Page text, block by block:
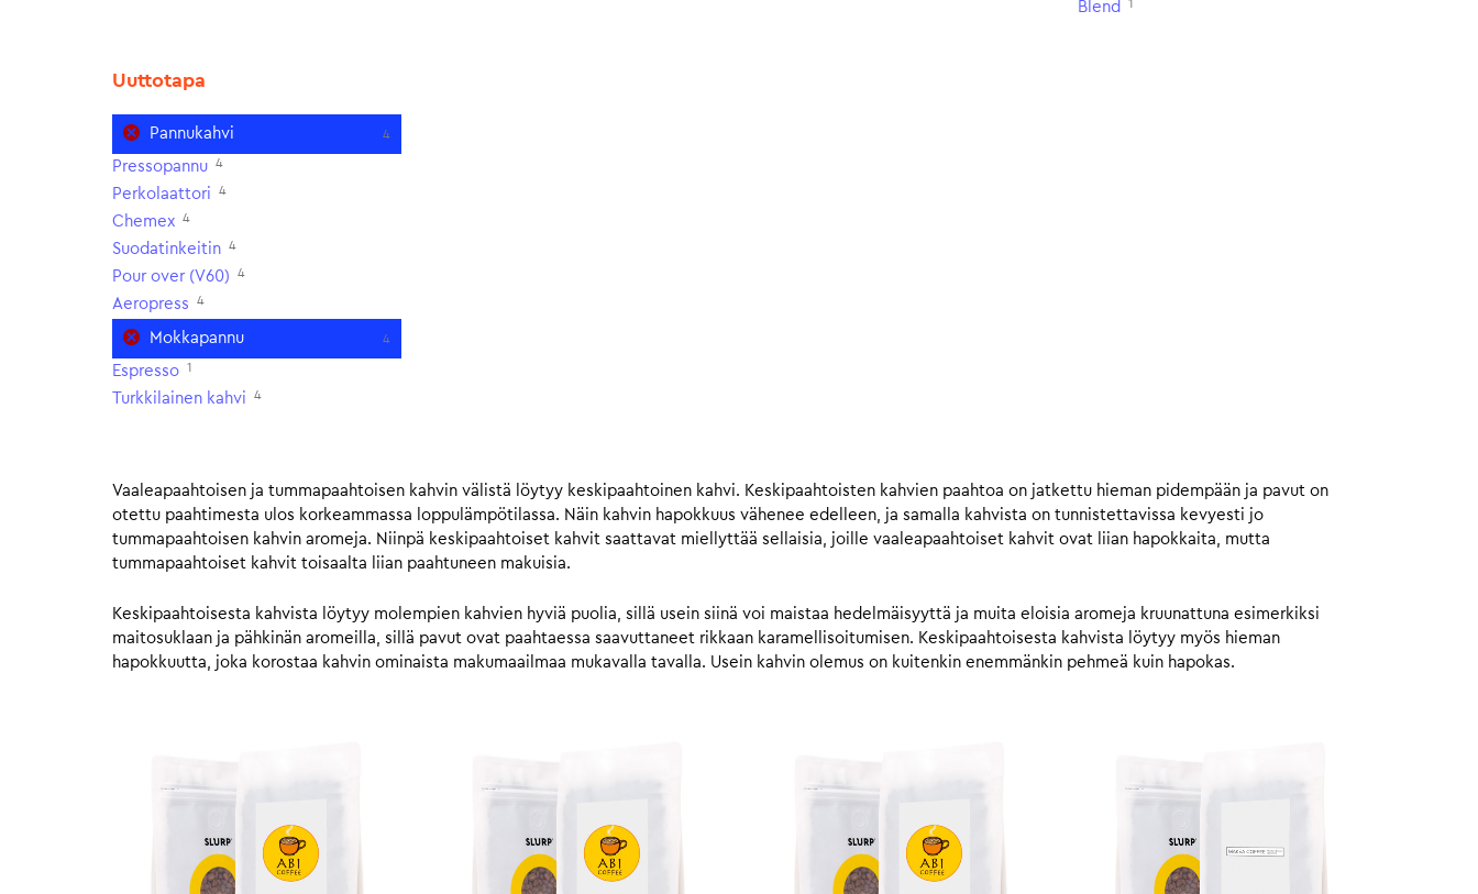
Blend 1
Uuttotapa
Pannukahvi 4
Pressopannu 4
Perkolaattori 4
Chemex 4
Suodatinkeitin 4
Pour over (V60) 4
Aeropress 4
Mokkapannu 4
Espresso 1
Turkkilainen kahvi 4
Vaaleapaahtoisen ja tummapaahtoisen kahvin välistä löytyy keskipaahtoinen kahvi. Keskipaahtoisten kahvien paahtoa on jatkettu hieman pidempään ja pavut on
otettu paahtimesta ulos korkeammassa loppulämpötilassa. Näin kahvin hapokkuus vähenee edelleen, ja samalla kahvista on tunnistettavissa kevyesti jo
tummapaahtoisen kahvin aromeja. Niinpä keskipaahtoiset kahvit saattavat miellyttää sellaisia, joille vaaleapaahtoiset kahvit ovat liian hapokkaita, mutta
tummapaahtoiset kahvit toisaalta liian paahtuneen makuisia.
Keskipaahtoisesta kahvista löytyy molempien kahvien hyviä puolia, sillä usein siinä voi maistaa hedelmäisyyttä ja muita eloisia aromeja kruunattuna esimerkiksi
maitosuklaan ja pähkinän aromeilla, sillä pavut ovat paahtaessa saavuttaneet rikkaan karamellisoitumisen. Keskipaahtoisesta kahvista löytyy myös hieman
hapokkuutta, joka korostaa kahvin ominaista makumaailmaa mukavalla tavalla. Usein kahvin olemus on kuitenkin enemmänkin pehmeä kuin hapokas.